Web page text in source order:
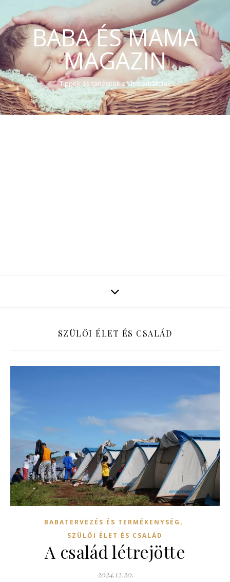
BABA ÉS MAMA
MAGAZIN
Tippek és tanácsok a kismamáknak
SZÜLŐI ÉLET ÉS CSALÁD
BABATERVEZÉS ÉS TERMÉKENYSÉG ,
SZÜLŐI ÉLET ÉS CSALÁD
A család létrejötte
2024.12.20.